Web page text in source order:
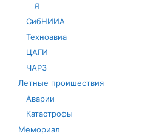
Я
СибНИИА
Техноавиа
ЦАГИ
ЧАРЗ
Летные проишествия
Аварии
Катастрофы
Мемориал